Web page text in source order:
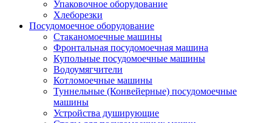
Упаковочное оборудование
Хлеборезки
Посудомоечное оборудование
Стаканомоечные машины
Фронтальная посудомоечная машина
Купольные посудомоечные машины
Водоумягчители
Котломоечные машины
Туннельные (Конвейерные) посудомоечные
машины
Устройства душирующие